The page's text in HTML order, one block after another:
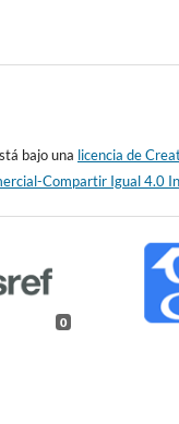
bajo una licencia de
Compartir Igual 4.0
0